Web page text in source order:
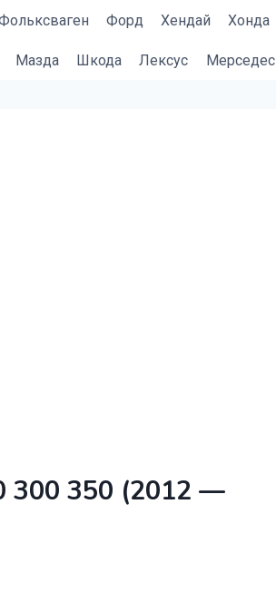
Форд Хендай Хонда
Мазда Шкода Лексус Мерседес
300 350 (2012 —